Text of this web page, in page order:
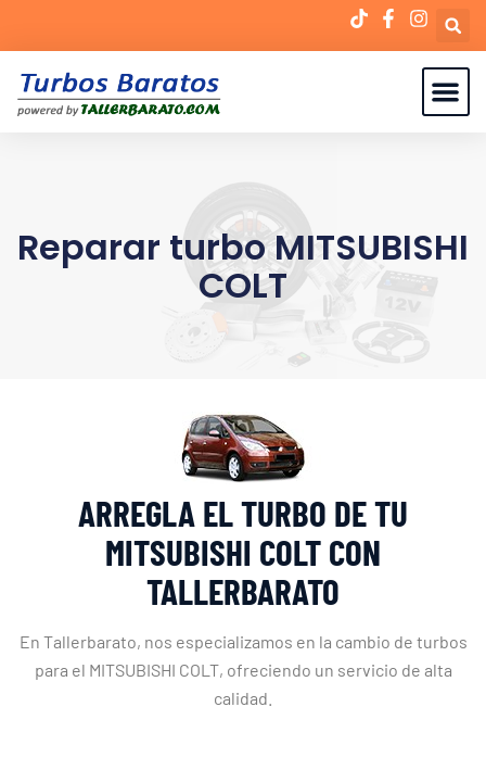
Reparar turbo MITSUBISHI
COLT
ARREGLA EL TURBO DE TU
MITSUBISHI COLT CON
TALLERBARATO
En Tallerbarato, nos especializamos en la cambio de turbos
para el MITSUBISHI COLT, ofreciendo un servicio de alta
calidad.